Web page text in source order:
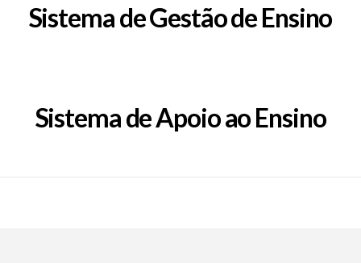
Sistema de Gestão de Ensino
Sistema de Apoio ao Ensino